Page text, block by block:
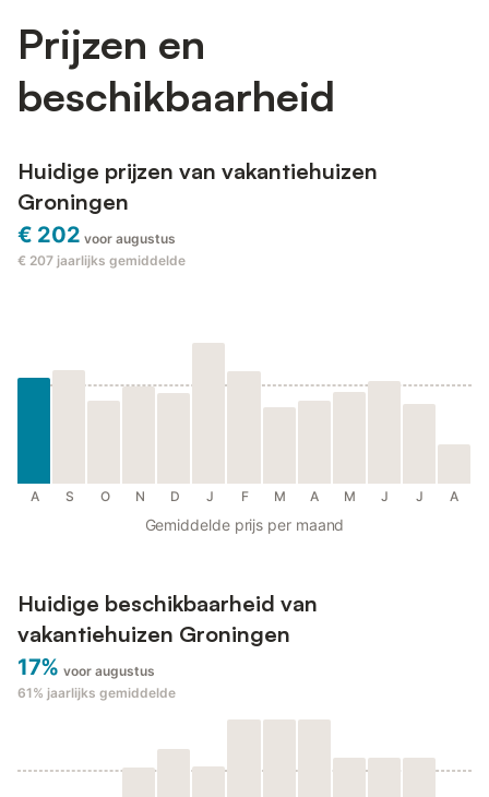
Prijzen en
beschikbaarheid
Huidige prijzen van vakantiehuizen
Groningen
€ 202 voor augustus
€ 207 jaarlijks gemiddelde
A S O N D J F M A M J J A
Gemiddelde prijs per maand
Huidige beschikbaarheid van
vakantiehuizen Groningen
17% voor augustus
61% jaarlijks gemiddelde